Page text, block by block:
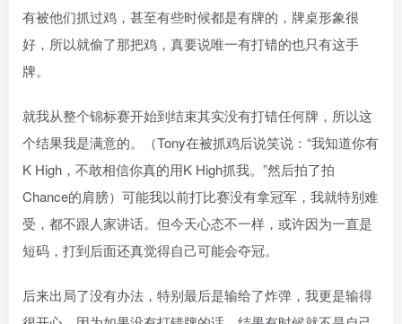
有被他们抓过鸡，甚至有些时候都是有牌的，牌桌形象很
好，所以就偷了那把鸡，真要说唯一有打错的也只有这手
牌。
就我从整个锦标赛开始到结束其实没有打错任何牌，所以这
个结果我是满意的。（Tony在被抓鸡后说笑说：“我知道你有
K High，不敢相信你真的用K High抓我。”然后拍了拍
Chance的肩膀）可能我以前打比赛没有拿冠军，我就特别难
受，都不跟人家讲话。但今天心态不一样，或许因为一直是
短码，打到后面还真觉得自己可能会夺冠。
后来出局了没有办法，特别最后是输给了炸弹，我更是输得